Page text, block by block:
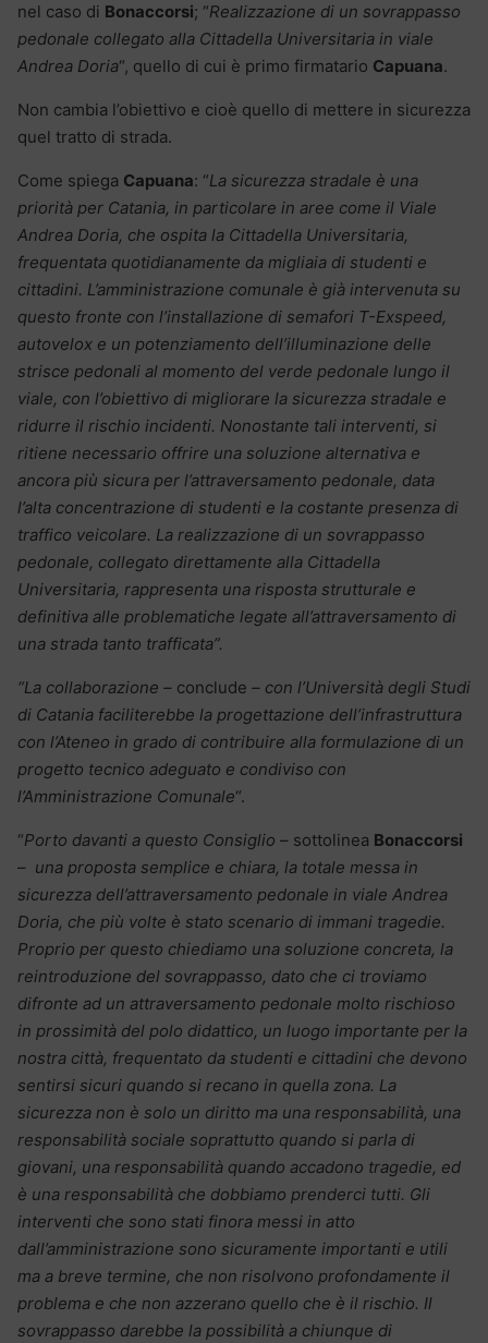
nel caso di Bonaccorsi; “Realizzazione di un sovrappasso
pedonale collegato alla Cittadella Universitaria in viale
Andrea Doria“, quello di cui è primo firmatario Capuana.
Non cambia l’obiettivo e cioè quello di mettere in sicurezza
quel tratto di strada.
Come spiega Capuana: “La sicurezza stradale è una
priorità per Catania, in particolare in aree come il Viale
Andrea Doria, che ospita la Cittadella Universitaria,
frequentata quotidianamente da migliaia di studenti e
cittadini. L’amministrazione comunale è già intervenuta su
questo fronte con l’installazione di semafori T-Exspeed,
autovelox e un potenziamento dell’illuminazione delle
strisce pedonali al momento del verde pedonale lungo il
viale, con l’obiettivo di migliorare la sicurezza stradale e
ridurre il rischio incidenti. Nonostante tali interventi, si
ritiene necessario offrire una soluzione alternativa e
ancora più sicura per l’attraversamento pedonale, data
l’alta concentrazione di studenti e la costante presenza di
traffico veicolare. La realizzazione di un sovrappasso
pedonale, collegato direttamente alla Cittadella
Universitaria, rappresenta una risposta strutturale e
definitiva alle problematiche legate all’attraversamento di
una strada tanto trafficata”.
“La collaborazione – conclude – con l’Università degli Studi
di Catania faciliterebbe la progettazione dell’infrastruttura
con l’Ateneo in grado di contribuire alla formulazione di un
progetto tecnico adeguato e condiviso con
l’Amministrazione Comunale“.
“Porto davanti a questo Consiglio – sottolinea Bonaccorsi
– una proposta semplice e chiara, la totale messa in
sicurezza dell’attraversamento pedonale in viale Andrea
Doria, che più volte è stato scenario di immani tragedie.
Proprio per questo chiediamo una soluzione concreta, la
reintroduzione del sovrappasso, dato che ci troviamo
difronte ad un attraversamento pedonale molto rischioso
in prossimità del polo didattico, un luogo importante per la
nostra città, frequentato da studenti e cittadini che devono
sentirsi sicuri quando si recano in quella zona. La
sicurezza non è solo un diritto ma una responsabilità, una
responsabilità sociale soprattutto quando si parla di
giovani, una responsabilità quando accadono tragedie, ed
è una responsabilità che dobbiamo prenderci tutti. Gli
interventi che sono stati finora messi in atto
dall’amministrazione sono sicuramente importanti e utili
ma a breve termine, che non risolvono profondamente il
problema e che non azzerano quello che è il rischio. Il
sovrappasso darebbe la possibilità a chiunque di